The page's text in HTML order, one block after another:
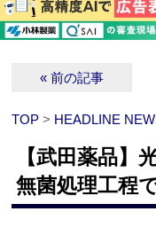
« 前の記事
TOP > HEADLINE
【武田薬品】
無菌処理工程